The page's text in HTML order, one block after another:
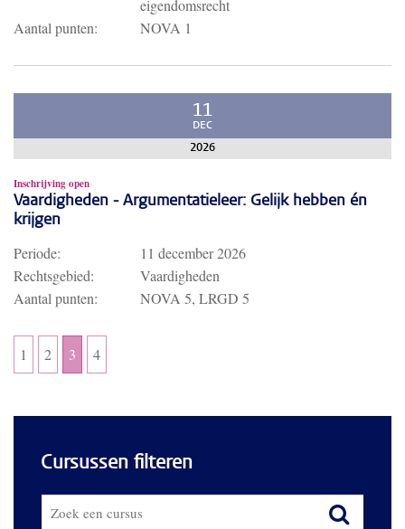
eigendomsrecht
Aantal punten:
NOVA 1
11
DEC
2026
Inschrijving open
Vaardigheden - Argumentatieleer: Gelijk hebben én
krijgen
Periode:
11 december 2026
Rechtsgebied:
Vaardigheden
Aantal punten:
NOVA 5, LRGD 5
1 2 3 4
Cursussen filteren